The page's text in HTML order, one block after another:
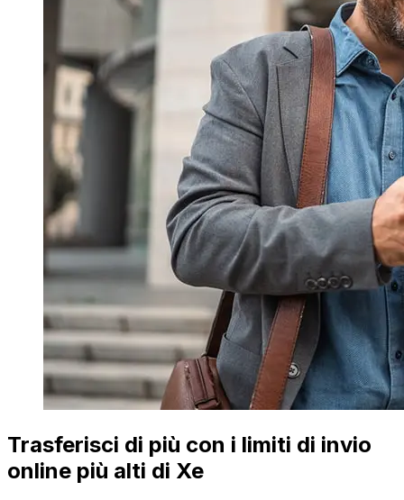
Trasferisci di più con i limiti di invio
online più alti di Xe